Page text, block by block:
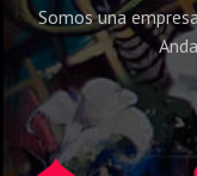
Somos una